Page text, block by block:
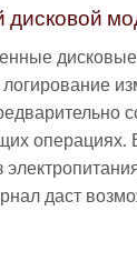
дисковые
операциях.
даст